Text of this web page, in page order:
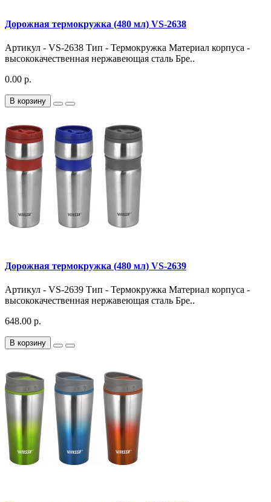
Дорожная термокружка (480 мл) VS-2638
Артикул - VS-2638 Тип - Термокружка Материал корпуса -
высококачественная нержавеющая сталь Бре..
0.00 р.
В корзину
Дорожная термокружка (480 мл) VS-2639
Артикул - VS-2639 Тип - Термокружка Материал корпуса -
высококачественная нержавеющая сталь Бре..
648.00 р.
В корзину